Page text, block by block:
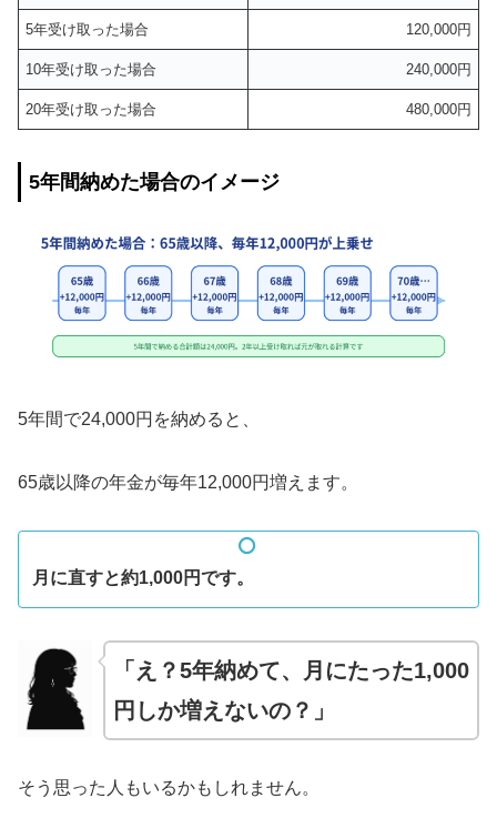
5年受け取った場合 120,000円
10年受け取った場合 240,000円
20年受け取った場合 480,000円
5年間納めた場合のイメージ
5年間で24,000円を納めると、
65歳以降の年金が毎年12,000円増えます。
月に直すと約1,000円です。
「え？5年納めて、月にたった1,000
円しか増えないの？」
そう思った人もいるかもしれません。